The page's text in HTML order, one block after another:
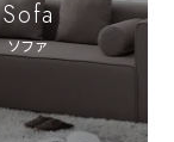
Sofa
ソファ